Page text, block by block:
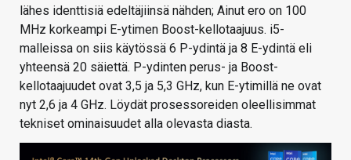
lähes identtisiä edeltäjiinsä nähden; Ainut ero on 100
MHz korkeampi E-ytimen Boost-kellotaajuus. i5-
malleissa on siis käytössä 6 P-ydintä ja 8 E-ydintä eli
yhteensä 20 säiettä. P-ydinten perus- ja Boost-
kellotaajuudet ovat 3,5 ja 5,3 GHz, kun E-ytimillä ne ovat
nyt 2,6 ja 4 GHz. Löydät prosessoreiden oleellisimmat
tekniset ominaisuudet alla olevasta diasta.